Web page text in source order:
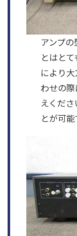
アンプ
とはと
により
わせの
えくだ
とが可能